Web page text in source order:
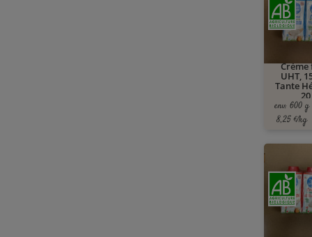
UHT,
Tante
env. 600 g
8,25 €/kg